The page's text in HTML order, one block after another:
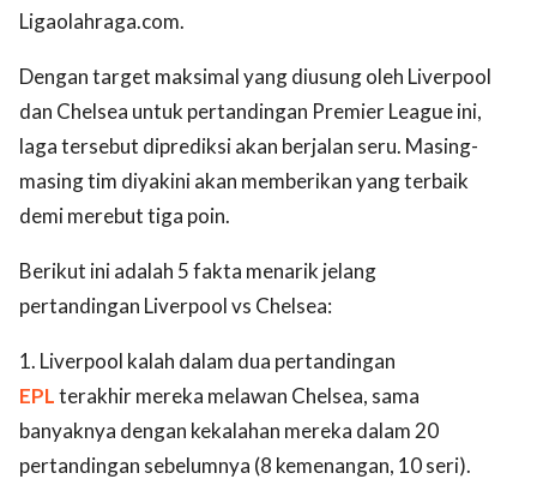
Ligaolahraga.com.
Dengan target maksimal yang diusung oleh Liverpool
dan Chelsea untuk pertandingan Premier League ini,
laga tersebut diprediksi akan berjalan seru. Masing-
masing tim diyakini akan memberikan yang terbaik
demi merebut tiga poin.
Berikut ini adalah 5 fakta menarik jelang
pertandingan Liverpool vs Chelsea:
1. Liverpool kalah dalam dua pertandingan
EPLterakhir mereka melawan Chelsea, sama
banyaknya dengan kekalahan mereka dalam 20
pertandingan sebelumnya (8 kemenangan, 10 seri).